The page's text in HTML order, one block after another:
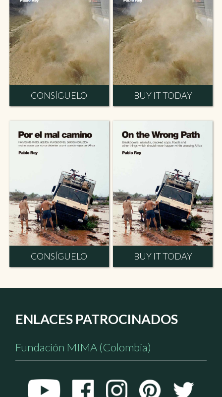
CONSÍGUELO BUY IT TODAY
CONSÍGUELO BUY IT TODAY
ENLACES PATROCINADOS
Fundación MIMA (Colombia)